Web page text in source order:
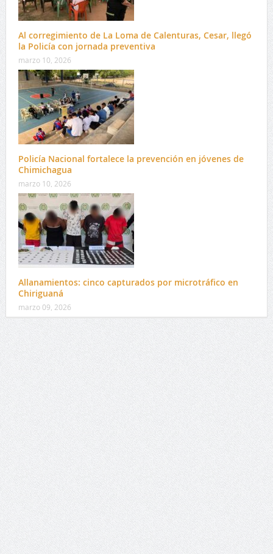
Al corregimiento de La Loma de Calenturas, Cesar, llegó
la Policía con jornada preventiva
marzo 10, 2026
Policía Nacional fortalece la prevención en jóvenes de
Chimichagua
marzo 10, 2026
Allanamientos: cinco capturados por microtráfico en
Chiriguaná
marzo 09, 2026